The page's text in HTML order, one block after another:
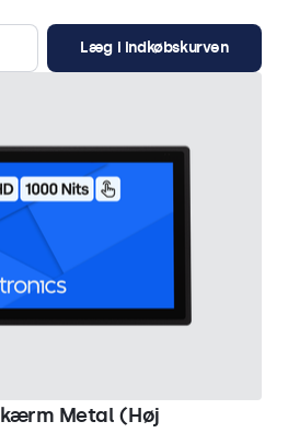
Læg i indkøbskurven
Metal (Høj